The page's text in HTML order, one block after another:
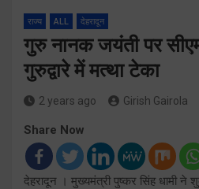
राज्य ALL देहरादून
गुरु नानक जयंती पर
गुरुद्वारे में मत्था टेका
2 years ago Girish Gairola
Share Now
देहरादून । मुख्यमंत्री पुष्कर सिंह धामी